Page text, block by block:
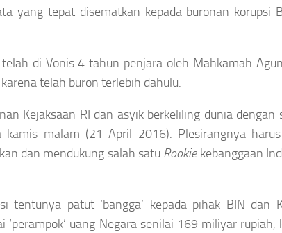
yang tepat disematkan kepada buronan korupsi
di Vonis 4 tahun penjara oleh Mahkamah
telah buron terlebih dahulu.
Kejaksaan RI dan asyik berkeliling dunia dengan
malam (21 April 2016). Plesirangnya
dan mendukung salah satu Rookie kebanggaan
tentunya patut ‘bangga’ kepada pihak BIN dan
uang Negara senilai 169 miliyar rupiah,